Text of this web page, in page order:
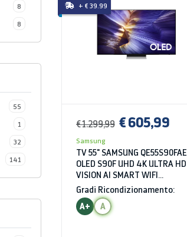
8
8
55
1
32
141
+ € 39.99
€ 1.299,99 € 605,99
Samsung
TV 55" SAMSUNG QE55S90FAE
OLED S90F UHD 4K ULTRA HD
VISION AI SMART WIFI
BLUETOOTH USB HDMI
GRAPHITE BLACK
Gradi Ricondizionamento:
A+
A